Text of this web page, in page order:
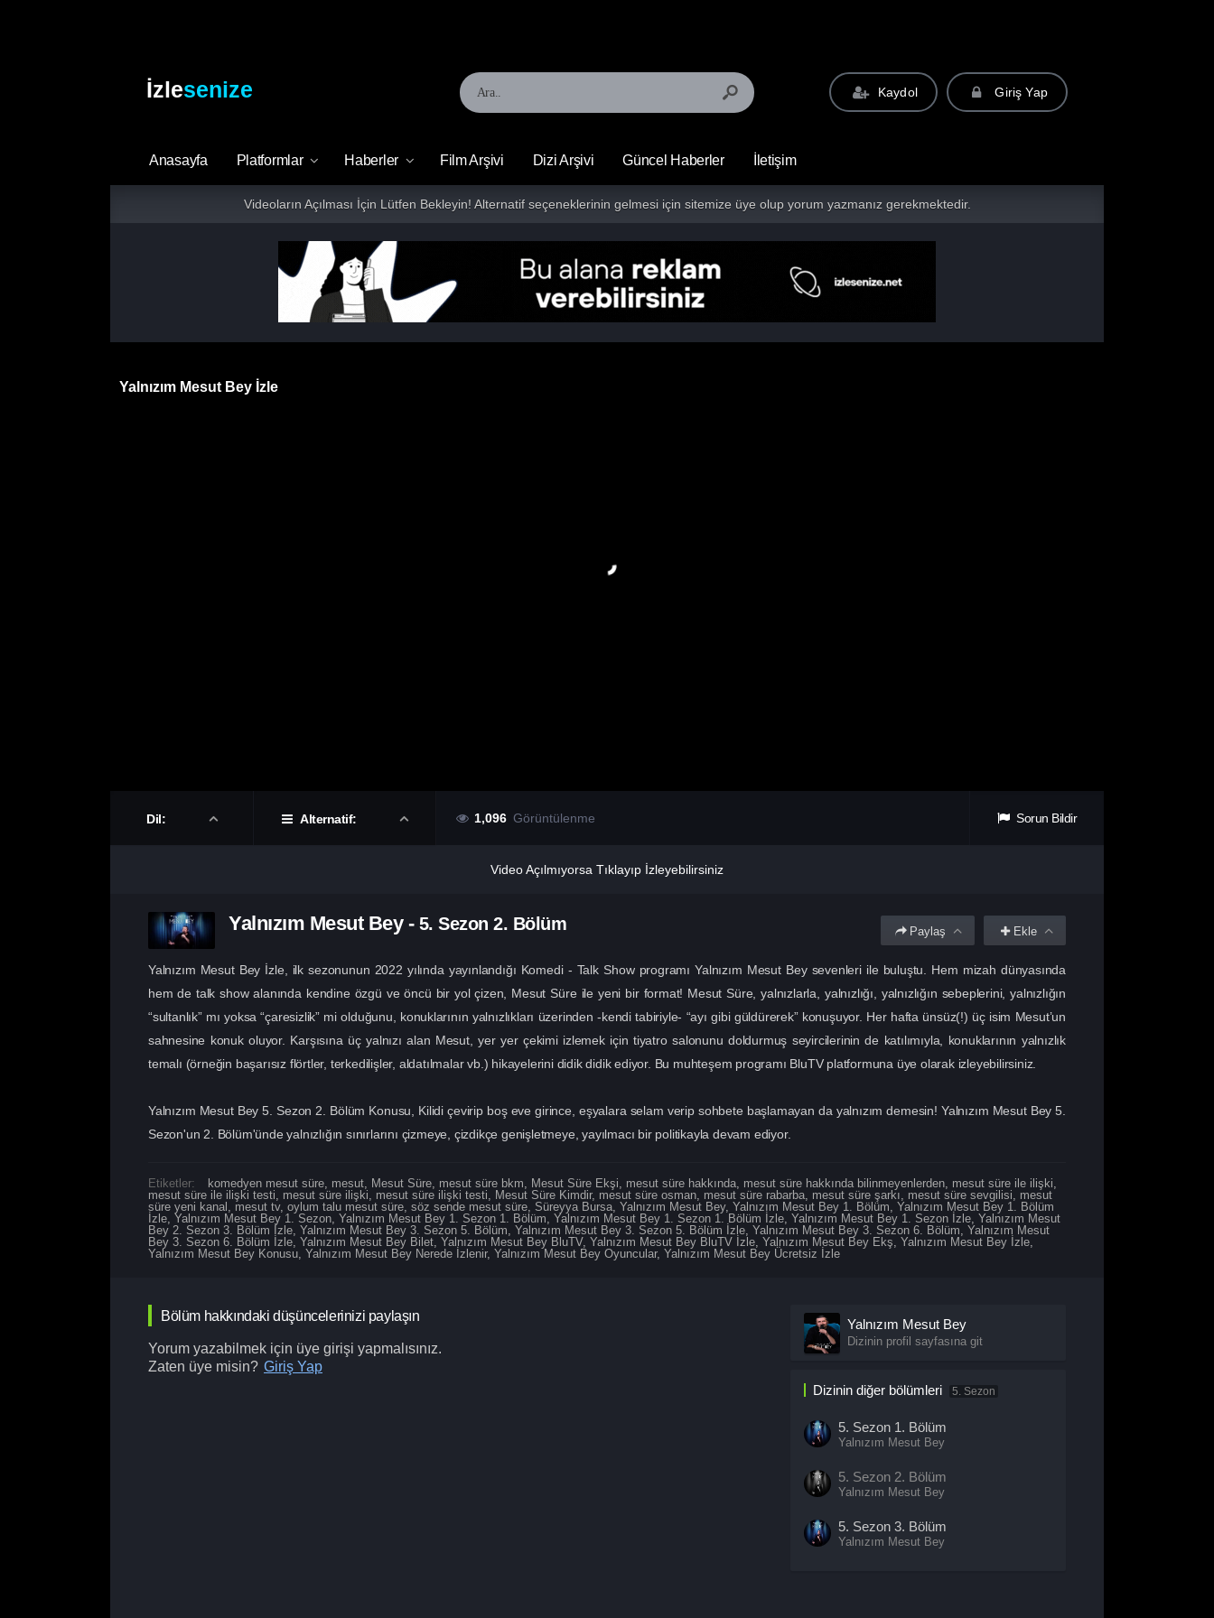
İzlesenize Kaydol Giriş Yap
Anasayfa Platformlar Haberler Film Arşivi Dizi Arşivi Güncel Haberler İletişim
Videoların Açılması İçin Lütfen Bekleyin! Alternatif seçeneklerinin gelmesi için sitemize üye olup yorum yazmanız gerekmektedir.
Yalnızım Mesut Bey İzle
Dil: Alternatif: 1,096 Görüntülenme Sorun Bildir
Video Açılmıyorsa Tıklayıp İzleyebilirsiniz
Yalnızım Mesut Bey- 5. Sezon 2. Bölüm Ekle
Paylaş
Yalnızım Mesut Bey İzle, ilk sezonunun 2022 yılında yayınlandığı Komedi - Talk Show programı Yalnızım Mesut Bey sevenleri ile buluştu. Hem mizah dünyasında
hem de talk show alanında kendine özgü ve öncü bir yol çizen, Mesut Süre ile yeni bir format! Mesut Süre, yalnızlarla, yalnızlığı, yalnızlığın sebeplerini, yalnızlığın
“sultanlık” mı yoksa “çaresizlik” mi olduğunu, konuklarının yalnızlıkları üzerinden -kendi tabiriyle- “ayı gibi güldürerek” konuşuyor. Her hafta ünsüz(!) üç isim Mesut’un
sahnesine konuk oluyor. Karşısına üç yalnızı alan Mesut, yer yer çekimi izlemek için tiyatro salonunu doldurmuş seyircilerinin de katılımıyla, konuklarının yalnızlık
temalı (örneğin başarısız flörtler, terkedilişler, aldatılmalar vb.) hikayelerini didik didik ediyor. Bu muhteşem programı BluTV platformuna üye olarak izleyebilirsiniz.
Yalnızım Mesut Bey 5. Sezon 2. Bölüm Konusu, Kilidi çevirip boş eve girince, eşyalara selam verip sohbete başlamayan da yalnızım demesin! Yalnızım Mesut Bey 5.
Sezon'un 2. Bölüm'ünde yalnızlığın sınırlarını çizmeye, çizdikçe genişletmeye, yayılmacı bir politikayla devam ediyor.
Etiketler: komedyen mesut süre, mesut, Mesut Süre, mesut süre bkm, Mesut Süre Ekşi, mesut süre hakkında, mesut süre hakkında bilinmeyenlerden, mesut süre ile ilişki,
mesut süre ile ilişki testi, mesut süre ilişki, mesut süre ilişki testi, Mesut Süre Kimdir, mesut süre osman, mesut süre rabarba, mesut süre şarkı, mesut süre sevgilisi, mesut
süre yeni kanal , mesut tv, oylum talu mesut süre, söz sende mesut süre, Süreyya Bursa, Yalnızım Mesut Bey, Yalnızım Mesut Bey 1. Bölüm, Yalnızım Mesut Bey 1. Bölüm
İzle, Yalnızım Mesut Bey 1. Sezon, Yalnızım Mesut Bey 1. Sezon 1. Bölüm, Yalnızım Mesut Bey 1. Sezon 1. Bölüm İzle, Yalnızım Mesut Bey 1. Sezon İzle, Yalnızım Mesut
Bey 2. Sezon 3. Bölüm İzle, Yalnızım Mesut Bey 3. Sezon 5. Bölüm, Yalnızım Mesut Bey 3. Sezon 5. Bölüm İzle, Yalnızım Mesut Bey 3. Sezon 6. Bölüm, Yalnızım Mesut
Bey 3. Sezon 6. Bölüm İzle, Yalnızım Mesut Bey Bilet, Yalnızım Mesut Bey BluTV, Yalnızım Mesut Bey BluTV İzle, Yalnızım Mesut Bey Ekş, Yalnızım Mesut Bey İzle,
Yalnızım Mesut Bey Konusu, Yalnızım Mesut Bey Nerede İzlenir, Yalnızım Mesut Bey Oyuncular, Yalnızım Mesut Bey Ücretsiz İzle
Bölüm hakkındaki düşüncelerinizi paylaşın
Yorum yazabilmek için üye girişi yapmalısınız.
Zaten üye misin? Giriş Yap
Yalnızım Mesut Bey
Dizinin profil sayfasına git
Dizinin diğer bölümleri 5. Sezon
5. Sezon 1. Bölüm
Yalnızım Mesut Bey
5. Sezon 2. Bölüm
Yalnızım Mesut Bey
5. Sezon 3. Bölüm
Yalnızım Mesut Bey